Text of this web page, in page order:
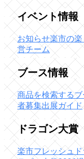
イベント情報
お知らせ楽市の
営チーム
ブース情報
商品を検索するブ
者募集出展ガイド
ドラゴン大賞
楽市フレッシュ